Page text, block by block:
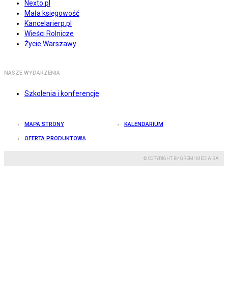
Nexto.pl
Mała księgowość
Kancelarierp.pl
Wieści Rolnicze
Życie Warszawy
NASZE WYDARZENIA
Szkolenia i konferencje
MAPA STRONY KALENDARIUM
OFERTA PRODUKTOWA
© COPYRIGHT BY GREMI MEDIA SA